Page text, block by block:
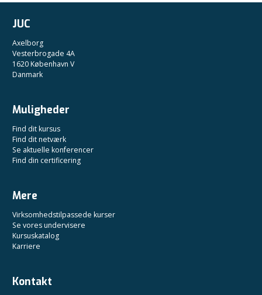
JUC
Axelborg
Vesterbrogade 4A
1620 København V
Danmark
Muligheder
Find dit kursus
Find dit netværk
Se aktuelle konferencer
Find din certificering
Mere
Virksomhedstilpassede kurser
Se vores undervisere
Kursuskatalog
Karriere
Kontakt